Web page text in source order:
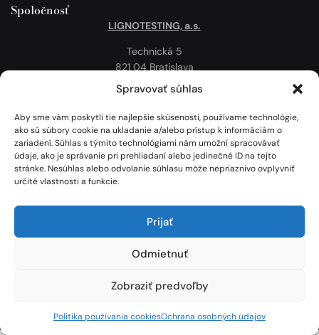
Spravovať súhlas
Aby sme vám poskytli tie najlepšie skúsenosti, používame technológie,
ako sú súbory cookie na ukladanie a/alebo prístup k informáciám o
zariadení. Súhlas s týmito technológiami nám umožní spracovávať
údaje, ako je správanie pri prehliadaní alebo jedinečné ID na tejto
stránke. Nesúhlas alebo odvolanie súhlasu môže nepriaznivo ovplyvniť
určité vlastnosti a funkcie.
Prijať
Odmietnuť
Zobraziť predvoľby
Politika používania cookiesOchrana osobných údajov
Spoločnosť
LIGNOTESTING, a.s.
Technická 5
821 04 Bratislava
Slovenská republika
Politika používania cookies
Mapa
Lignotesting, a. s. © 2024 | Všetky práva vyhradené. | Vytvoril: Marek Heinfarth.